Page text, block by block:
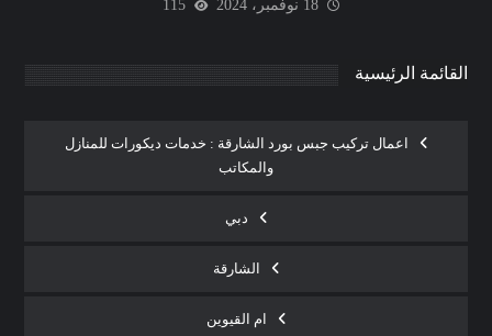
18 نوفمبر، 2024
115
القائمة الرئيسية
اعمال تركيب جبس بورد الشارقة : خدمات ديكورات للمنازل
والمكاتب
دبي
الشارقة
ام القيوين